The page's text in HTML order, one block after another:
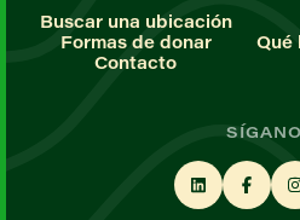
Buscar una ubicación
Formas de donar
Qué
Contacto